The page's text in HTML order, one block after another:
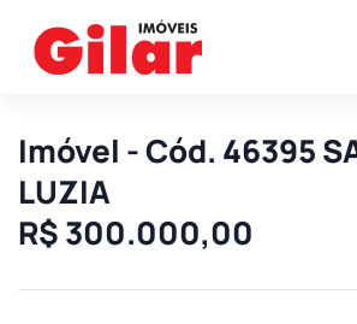
Imóvel - Cód. 46395
LUZIA
R$ 300.000,00